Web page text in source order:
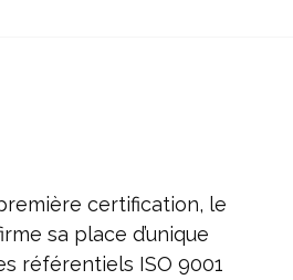
certification, le
sa place d’unique
référentiels ISO 9001